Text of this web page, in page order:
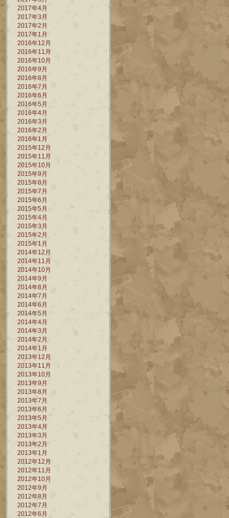
2017年4月
2017年3月
2017年2月
2017年1月
2016年12月
2016年11月
2016年10月
2016年9月
2016年8月
2016年7月
2016年6月
2016年5月
2016年4月
2016年3月
2016年2月
2016年1月
2015年12月
2015年11月
2015年10月
2015年9月
2015年8月
2015年7月
2015年6月
2015年5月
2015年4月
2015年3月
2015年2月
2015年1月
2014年12月
2014年11月
2014年10月
2014年9月
2014年8月
2014年7月
2014年6月
2014年5月
2014年4月
2014年3月
2014年2月
2014年1月
2013年12月
2013年11月
2013年10月
2013年9月
2013年8月
2013年7月
2013年6月
2013年5月
2013年4月
2013年3月
2013年2月
2013年1月
2012年12月
2012年11月
2012年10月
2012年9月
2012年8月
2012年7月
2012年6月